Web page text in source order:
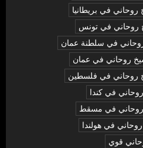
روحاني في بريطانيا
روحاني في تونس
في سلطنة عمان
روحاني في عمان
روحاني في فلسطين
في كندا
في مسقط
في هولندا
قوي